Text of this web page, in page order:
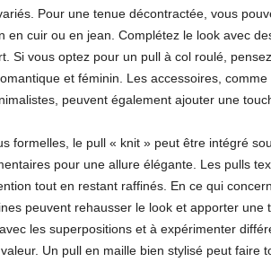
Pour une tenue décontractée, vous
en cuir ou en jean. Complétez le look avec
Si vous optez pour un pull à col roulé,
et féminin. Les accessoires,
peuvent également ajouter une
formelles, le pull « knit » peut être intégré
pour une allure élégante. Les pulls
tout en restant raffinés. En ce qui
peuvent rehausser le look et apporter une
les superpositions et à expérimenter
Un pull en maille bien stylisé peut faire